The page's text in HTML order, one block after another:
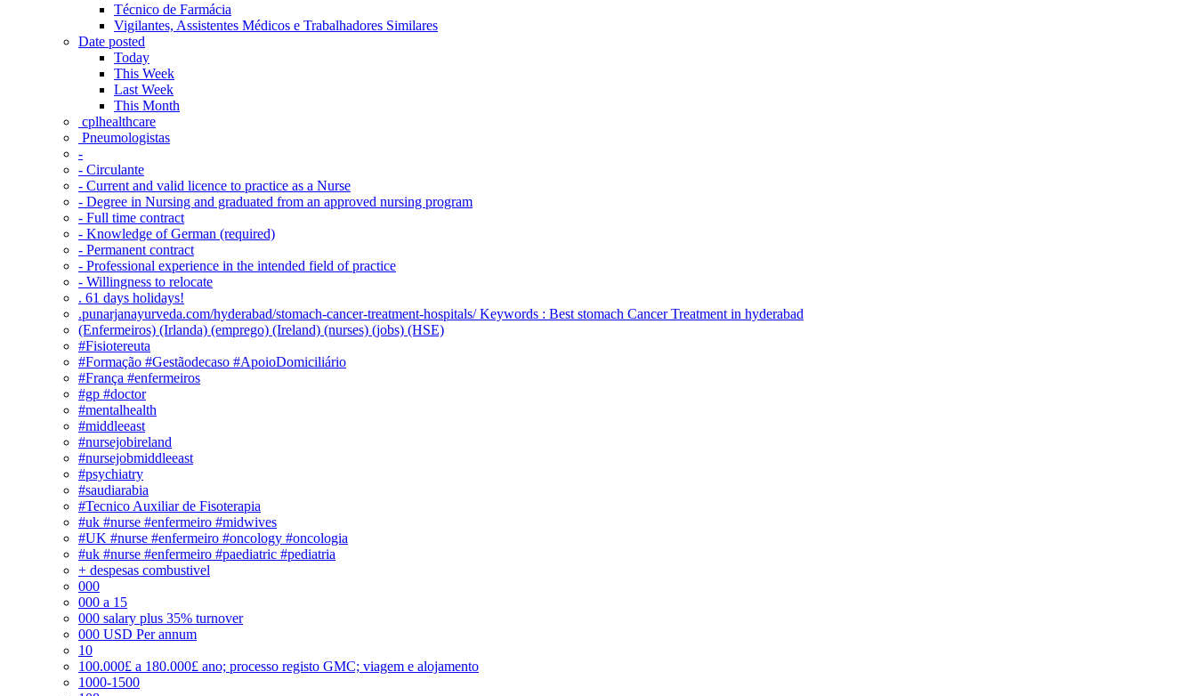
Técnico de Farmácia
Vigilantes, Assistentes Médicos e Trabalhadores Similares
Date posted
Today
This Week
Last Week
This Month
‎ cplhealthcare‬
Pneumologistas
-
- Circulante
- Current and valid licence to practice as a Nurse
- Degree in Nursing and graduated from an approved nursing program
- Full time contract
- Knowledge of German (required)
- Permanent contract
- Professional experience in the intended field of practice
- Willingness to relocate
. 61 days holidays!
.punarjanayurveda.com/hyderabad/stomach-cancer-treatment-hospitals/ Keywords : Best stomach Cancer Treatment in hyderabad
(Enfermeiros) (Irlanda) (emprego) (Ireland) (nurses) (jobs) (HSE)
#Fisiotereuta
#Formação #Gestãodecaso #ApoioDomiciliário
#França #enfermeiros
#gp #doctor
#mentalhealth
#middleeast
#nursejobireland
#nursejobmiddleeast
#psychiatry
#saudiarabia
#Tecnico Auxiliar de Fisoterapia
#uk #nurse #enfermeiro #midwives
#UK #nurse #enfermeiro #oncology #oncologia
#uk #nurse #enfermeiro #paediatric #pediatria
+ despesas combustivel
000
000 a 15
000 salary plus 35% turnover
000 USD Per annum
10
100.000£ a 180.000£ ano; processo registo GMC; viagem e alojamento
1000-1500